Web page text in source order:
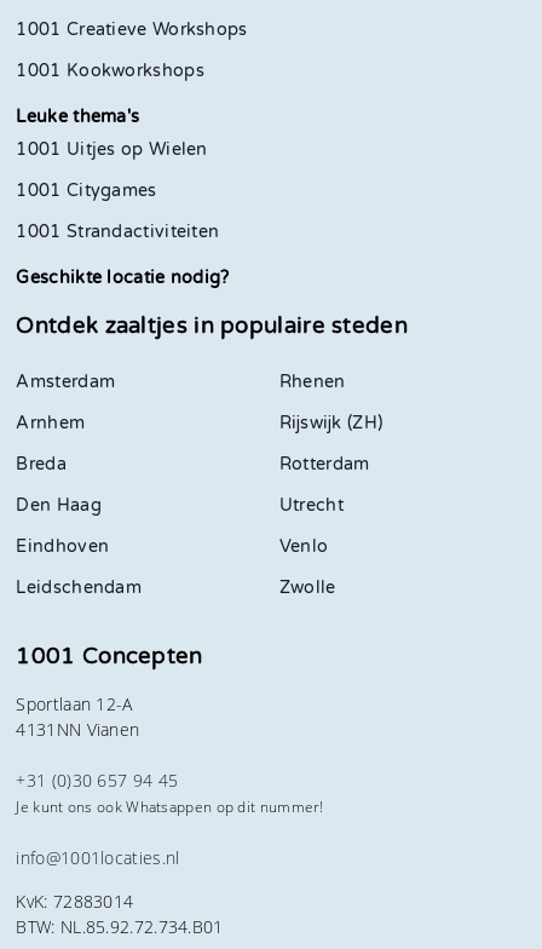
1001 Creatieve Workshops
1001 Kookworkshops
Leuke thema's
1001 Uitjes op Wielen
1001 Citygames
1001 Strandactiviteiten
Geschikte locatie nodig?
Ontdek zaaltjes in populaire steden
Amsterdam
Arnhem
Breda
Den Haag
Eindhoven
Leidschendam
Rhenen
Rijswijk (ZH)
Rotterdam
Utrecht
Venlo
Zwolle
1001 Concepten
Sportlaan 12-A
4131NN Vianen
+31 (0)30 657 94 45
Je kunt ons ook Whatsappen op dit nummer!
info@1001locaties.nl
KvK: 72883014
BTW: NL.85.92.72.734.B01